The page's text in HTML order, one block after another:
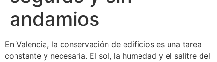
andamios
En Valencia, la conservación de edificios es una tarea
constante y necesaria. El sol, la humedad y el salitre del